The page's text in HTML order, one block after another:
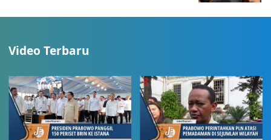
Video Terbaru